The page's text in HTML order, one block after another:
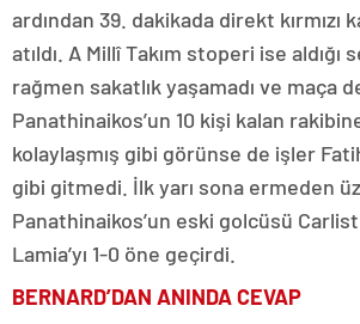
ardından 39. dakikada direkt kırmızı
atıldı. A Millî Takım stoperi ise
rağmen sakatlık yaşamadı ve maça
Panathinaikos’un 10 kişi kalan
kolaylaşmış gibi görünse de işler
gibi gitmedi. İlk yarı sona ermeden
Panathinaikos’un eski golcüsü
Lamia’yı 1-0 öne geçirdi.
BERNARD’DAN ANINDA CEVAP